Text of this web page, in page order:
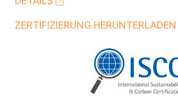
ZERTIFIZIERUNG HERUNTERLADEN